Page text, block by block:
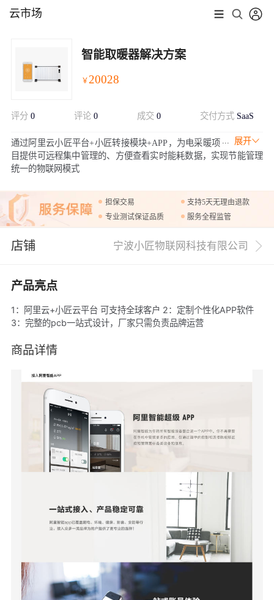
云市场
智能取暖器解决方案
￥ 20028
评分 0 评论 0 成交 0 交付方式 SaaS
展开
通过阿里云小匠平台+小匠转接模块+APP，为电采暖项
目提供可远程集中管理的、方便查看实时能耗数据，实现节能管理
统一的物联网模式
担保交易
支持5天无理由退款
专业测试保证品质
服务全程监管
店铺 宁波小匠物联网科技有限公司
产品亮点
1：阿里云+小匠云平台 可支持全球客户 2：定制个性化APP软件
3：完整的pcb一站式设计，厂家只需负责品牌运营
商品详情